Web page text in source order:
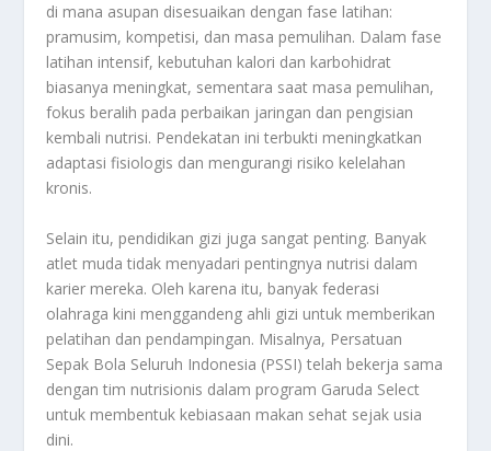
di mana asupan disesuaikan dengan fase latihan:
pramusim, kompetisi, dan masa pemulihan. Dalam fase
latihan intensif, kebutuhan kalori dan karbohidrat
biasanya meningkat, sementara saat masa pemulihan,
fokus beralih pada perbaikan jaringan dan pengisian
kembali nutrisi. Pendekatan ini terbukti meningkatkan
adaptasi fisiologis dan mengurangi risiko kelelahan
kronis.
Selain itu, pendidikan gizi juga sangat penting. Banyak
atlet muda tidak menyadari pentingnya nutrisi dalam
karier mereka. Oleh karena itu, banyak federasi
olahraga kini menggandeng ahli gizi untuk memberikan
pelatihan dan pendampingan. Misalnya, Persatuan
Sepak Bola Seluruh Indonesia (PSSI) telah bekerja sama
dengan tim nutrisionis dalam program Garuda Select
untuk membentuk kebiasaan makan sehat sejak usia
dini.